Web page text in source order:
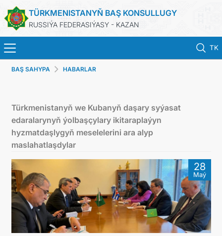
TÜRKMENISTANYŇ BAŞ KONSULLUGY
RUSSIÝA FEDERASIÝASY - KAZAN
TK
BAŞ SAHYPA
KONSULLYK HYZMATLARY
BILDIRIŞLER
BAŞ SAHYPA HABARLAR
Türkmenistanyň we Kubanyň daşary syýasat
edaralarynyň ýolbaşçylary ikitaraplaýyn
hyzmatdaşlygyň meselelerini ara alyp
maslahatlaşdylar
28
Maý